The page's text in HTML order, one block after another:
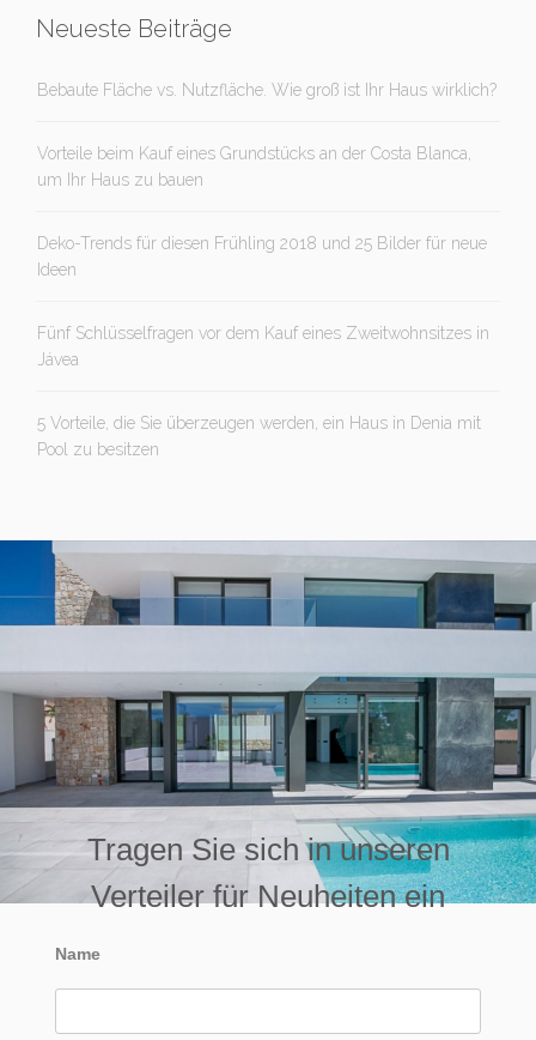
Neueste Beiträge
Bebaute Fläche vs. Nutzfläche. Wie groß ist Ihr Haus wirklich?
Vorteile beim Kauf eines Grundstücks an der Costa Blanca,
um Ihr Haus zu bauen
Deko-Trends für diesen Frühling 2018 und 25 Bilder für neue
Ideen
Fünf Schlüsselfragen vor dem Kauf eines Zweitwohnsitzes in
Jávea
5 Vorteile, die Sie überzeugen werden, ein Haus in Denia mit
Pool zu besitzen
Tragen Sie sich in unseren
Verteiler für Neuheiten ein
Name